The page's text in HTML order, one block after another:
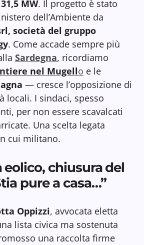
MW. Il progetto è stato
dell’Ambiente da
società del gruppo
. Come accade sempre più
Sardegna, ricordiamo
nel Mugello e le
— cresce l’opposizione di
locali. I sindaci, spesso
per non essere scavalcati
Una scelta legata
cui militano.
eolico, chiusura del
pure a casa…”
Oppizzi, avvocata eletta
lista civica ma sostenuta
una raccolta firme